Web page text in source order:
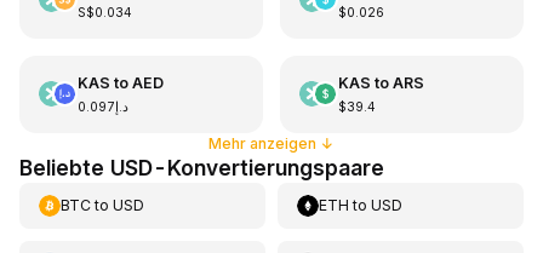
S$0.034 $0.026
KAS to AED
د.إ0.097
KAS to ARS
$39.4
Mehr anzeigen ↓
Beliebte USD-Konvertierungspaare
BTCto USD ETH toUSD